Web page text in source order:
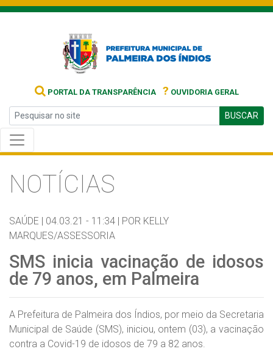
PORTAL DA TRANSPARÊNCIA ? OUVIDORIA GERAL
BUSCAR
NOTÍCIAS
SAÚDE | 04.03.21 - 11:34 | POR KELLY
MARQUES/ASSESSORIA
SMS inicia vacinação de idosos
de 79 anos, em Palmeira
A Prefeitura de Palmeira dos Índios, por meio da Secretaria
Municipal de Saúde (SMS), iniciou, ontem (03), a vacinação
contra a Covid-19 de idosos de 79 a 82 anos.